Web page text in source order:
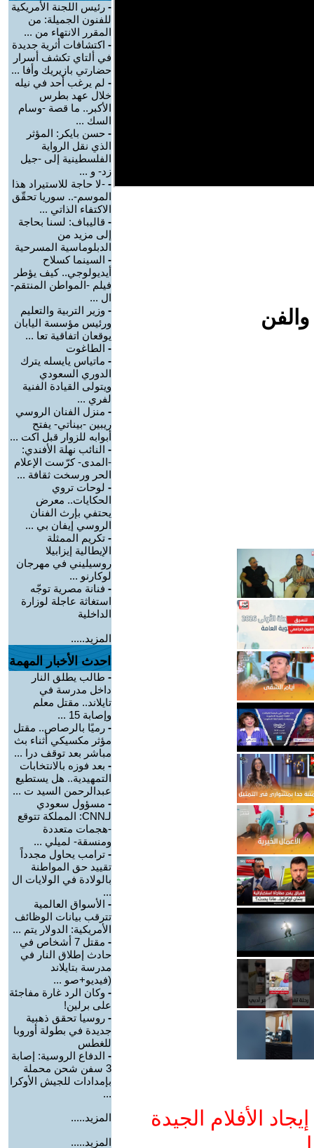
الأفلام الجيدة
- رئيس اللجنة الأمريكية
للفنون الجميلة: من
المقرر الانتهاء من ...
- اكتشافات أثرية جديدة
في ألتاي تكشف أسرار
حضارتي بازيريك وأفا ...
- لم يرغب أحد في نيله
خلال عهد بطرس
الأكبر.. ما قصة -وسام
السك ...
- حسن بايكر: المؤثر
الذي نقل الرواية
الفلسطينية إلى -جيل
زد- و ...
- -لا حاجة للاستيراد هذا
الموسم-.. سوريا تحقّق
الاكتفاء الذاتي ...
- قاليباف: لسنا بحاجة
إلى مزيد من
الدبلوماسية المسرحية
- السينما كسلاح
أيديولوجي.. كيف يؤطر
فيلم -المواطن المنتقم-
ال ...
- وزير التربية والتعليم
ورئيس مؤسسة اليابان
يوقعان اتفاقية تعا ...
- الطاغوت
- ماتياس يايسله يترك
الدوري السعودي
ويتولى القيادة الفنية
لفري ...
- منزل الفنان الروسي
ريبين -بيناتي- يفتح
أبوابه للزوار قبل اكت ...
- النائب نهلة الأفندي:
-المدى- كرّست الإعلام
الحر ورسخت ثقافة ...
- لوحات تروي
الحكايات.. معرض
يحتفي بإرث الفنان
الروسي إيفان بي ...
- تكريم الممثلة
الإيطالية إيزابيلا
روسيليني في مهرجان
لوكارنو ...
- فنانة مصرية توجّه
استغاثة عاجلة لوزارة
الداخلية
المزيد.....
احدث الأخبار المهمة
- طالب يطلق النار
داخل مدرسة في
تايلاند.. مقتل معلم
وإصابة 15 ...
- رميًا بالرصاص.. مقتل
مؤثر مكسيكي أثناء بث
مباشر بعد توقف درا ...
- بعد فوزه بالانتخابات
التمهيدية.. هل يستطيع
عبدالرحمن السيد ت ...
- مسؤول سعودي
لـCNN: المملكة تتوقع
-هجمات متعددة
ومنسقة- لميلي ...
- ترامب يحاول مجدداً
تقييد حق المواطنة
بالولادة في الولايات ال
...
- الأسواق العالمية
تترقب بيانات الوظائف
الأمريكية: الدولار يتم ...
-
مقتل 7 أشخاص في
حادث إطلاق النار في
مدرسة بتايلاند
(فيديو+صو ...
- وكان الرد غارة مفاجئة
على برلين!
- روسيا تحقق ذهبية
جديدة في بطولة أوروبا
للغطس
- الدفاع الروسية: إصابة
3 سفن شحن محملة
بإمدادات للجيش الأوكرا
...
المزيد.....
المزيد.....